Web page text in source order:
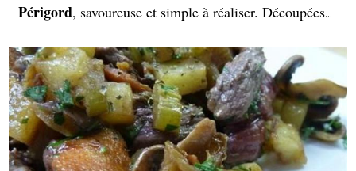
Périgord, savoureuse et simple à réaliser. Découpées
elles sont parfumées à l'ail et au persil.Dorées et
fondantes, elles accompagnent à merveille confits,
magretset plats rustiques, incarnant la richesse du
terroir français.